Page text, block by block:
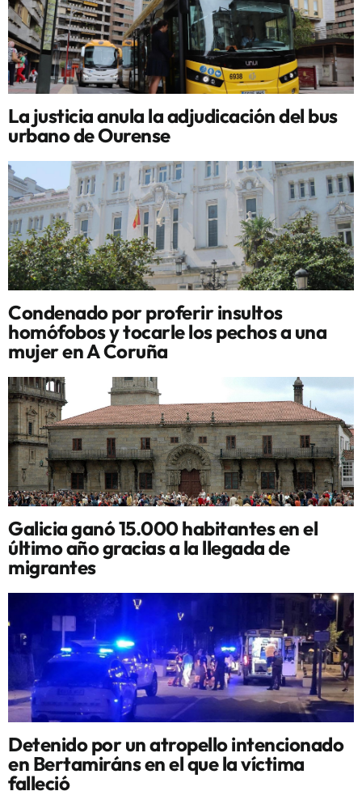
La justicia anula la adjudicación del bus
urbano de Ourense
Condenado por proferir insultos
homófobos y tocarle los pechos a una
mujer en A Coruña
Galicia ganó 15.000 habitantes en el
último año gracias a la llegada de
migrantes
Detenido por un atropello intencionado
en Bertamiráns en el que la víctima
falleció